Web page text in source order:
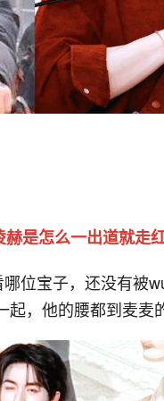
是怎么一出道就走红
位宝子，还没有被
，他的腰都到麦麦